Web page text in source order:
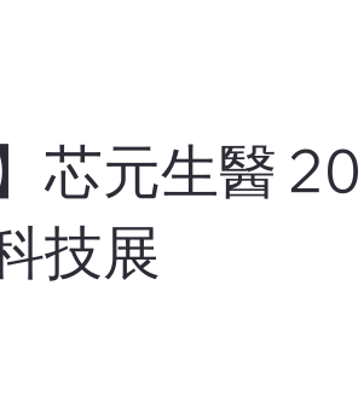
芯元生醫
技展